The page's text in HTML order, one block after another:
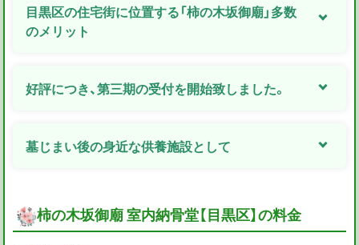
目黒区の住宅街に位置する「柿の木坂御廟」多数
のメリット
好評につき、第三期の受付を開始致しました。
墓じまい後の身近な供養施設として
柿の木坂御廟 室内納骨堂【目黒区】の料金